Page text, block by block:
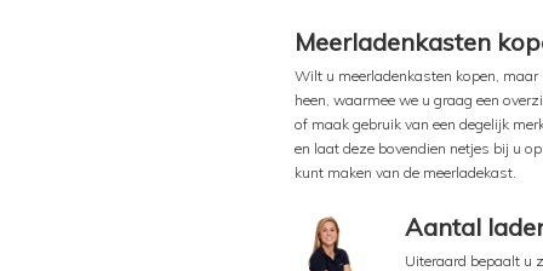
Meerladenkasten
Wilt u meerladenkasten kopen,
heen, waarmee we u graag een
of maak gebruik van een degelijk
en laat deze bovendien netjes bij u
kunt maken van de meerladekast.
Aantal
Uiteraard bepaalt u